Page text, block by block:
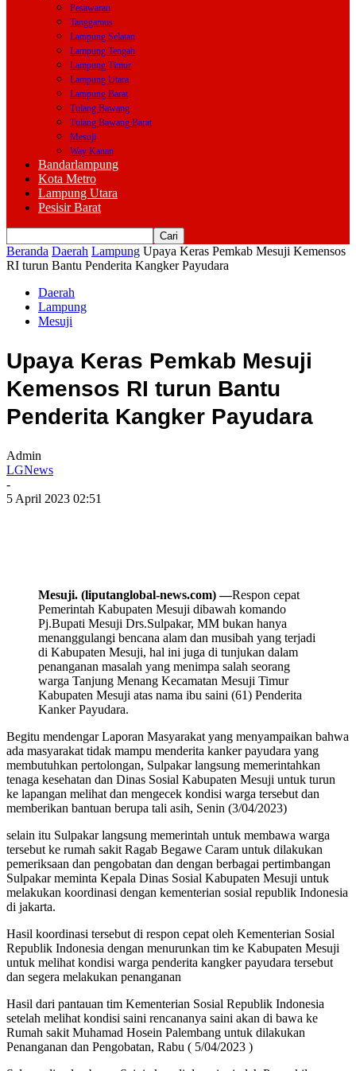
Pesawaran
Tanggamus
Lampung Selatan
Lampung Tengah
Lampung Timur
Lampung Utara
Lampung Barat
Tulang Bawang
Tulang Bawang Barat
Mesuji
Way Kanan
Bandarlampung
Kota Metro
Lampung Utara
Pesisir Barat
Beranda Daerah Lampung Upaya Keras Pemkab Mesuji Kemensos
RI turun Bantu Penderita Kangker Payudara
Daerah
Lampung
Mesuji
Upaya Keras Pemkab Mesuji
Kemensos RI turun Bantu
Penderita Kangker Payudara
Admin
LGNews
-
5 April 2023 02:51
Mesuji. (liputanglobal-news.com) —Respon cepat
Pemerintah Kabupaten Mesuji dibawah komando
Pj.Bupati Mesuji Drs.Sulpakar, MM bukan hanya
menanggulangi bencana alam dan musibah yang terjadi
di Kabupaten Mesuji, hal ini juga di tunjukan dalam
penanganan masalah yang menimpa salah seorang
warga Tanjung Menang Kecamatan Mesuji Timur
Kabupaten Mesuji atas nama ibu saini (61) Penderita
Kanker Payudara.
Begitu mendengar Laporan Masyarakat yang menyampaikan bahwa
ada masyarakat tidak mampu menderita kanker payudara yang
membutuhkan pertolongan, Sulpakar langsung memerintahkan
tenaga kesehatan dan Dinas Sosial Kabupaten Mesuji untuk turun
ke lapangan melihat dan mengecek kondisi warga tersebut dan
memberikan bantuan berupa tali asih, Senin (3/04/2023)
selain itu Sulpakar langsung memerintah untuk membawa warga
tersebut ke rumah sakit Ragab Begawe Caram untuk dilakukan
pemeriksaan dan pengobatan dan dengan berbagai pertimbangan
Sulpakar meminta Kepala Dinas Sosial Kabupaten Mesuji untuk
melakukan koordinasi dengan kementerian sosial republik Indonesia
di jakarta.
Hasil koordinasi tersebut di respon cepat oleh Kementerian Sosial
Republik Indonesia dengan menurunkan tim ke Kabupaten Mesuji
untuk melihat kondisi warga penderita kangker payudara tersebut
dan segera melakukan penanganan
Hasil dari pantauan tim Kementerian Sosial Republik Indonesia
setelah melihat kondisi saini rencananya saini akan di bawa ke
Rumah sakit Muhamad Hosein Palembang untuk dilakukan
Penanganan dan Pengobatan, Rabu ( 5/04/2023 )